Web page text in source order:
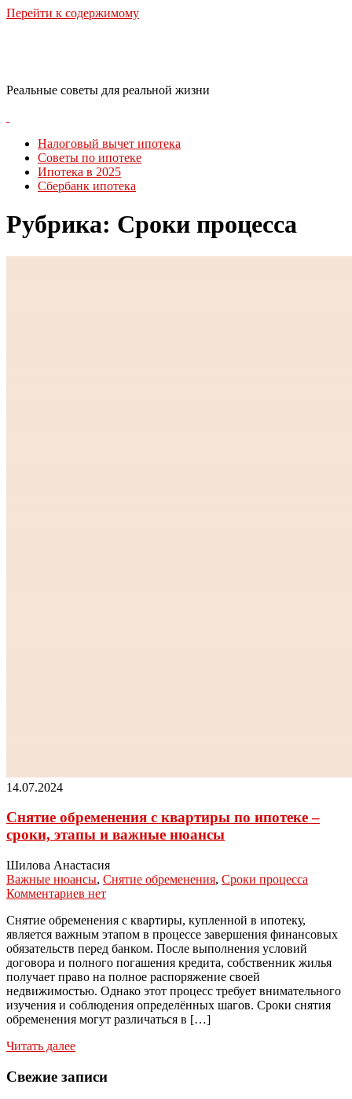
Перейти к содержимому
Реальные советы для реальной жизни
Налоговый вычет ипотека
Советы по ипотеке
Ипотека в 2025
Сбербанк ипотека
Рубрика: Сроки процесса
14.07.2024
Снятие обременения с квартиры по ипотеке –
сроки, этапы и важные нюансы
Шилова Анастасия
Важные нюансы, Снятие обременения, Сроки процесса
Комментариев нет
Снятие обременения с квартиры, купленной в ипотеку,
является важным этапом в процессе завершения финансовых
обязательств перед банком. После выполнения условий
договора и полного погашения кредита, собственник жилья
получает право на полное распоряжение своей
недвижимостью. Однако этот процесс требует внимательного
изучения и соблюдения определённых шагов. Сроки снятия
обременения могут различаться в […]
Читать далее
Свежие записи